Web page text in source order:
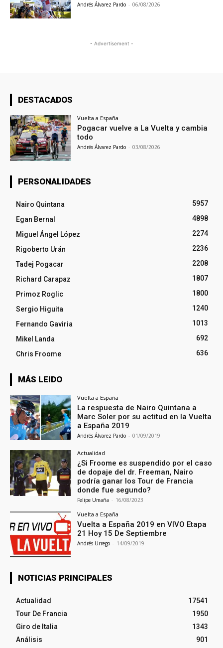
Andrés Álvarez Pardo - 06/08/2026
- Advertisement -
DESTACADOS
Vuelta a España
Pogacar vuelve a La Vuelta y cambia
todo
Andrés Álvarez Pardo - 03/08/2026
PERSONALIDADES
Nairo Quintana
5957
Egan Bernal
4898
Miguel Ángel López
2274
Rigoberto Urán
2236
Tadej Pogacar
2208
Richard Carapaz
1807
Primoz Roglic
1800
Sergio Higuita
1240
Fernando Gaviria
1013
Mikel Landa
692
Chris Froome
636
MÁS LEIDO
Vuelta a España
La respuesta de Nairo Quintana a
Marc Soler por su actitud en la Vuelta
a España 2019
Andrés Álvarez Pardo - 01/09/2019
Actualidad
¿Si Froome es suspendido por el caso
de dopaje del dr. Freeman, Nairo
podría ganar los Tour de Francia
donde fue segundo?
Felipe Umaña - 16/08/2023
Vuelta a España
Vuelta a España 2019 en VIVO Etapa
21 Hoy 15 De Septiembre
Andrés Urrego - 14/09/2019
NOTICIAS PRINCIPALES
Actualidad
17541
Tour De Francia
1950
Giro de Italia
1343
Análisis
901